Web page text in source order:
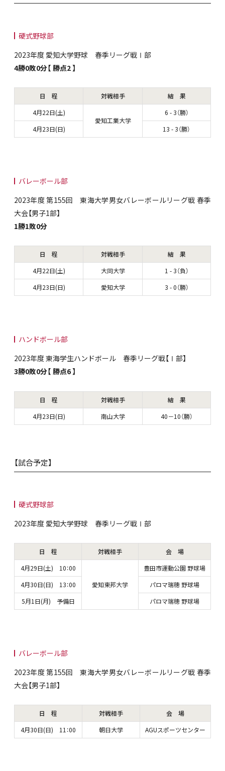
硬式野球部
2023年度 愛知大学野球 春季リーグ戦Ⅰ部
4勝0敗0分【 勝点2 】
日 程 対戦相手
結 果
4月22日(土)
愛知工業大学
6 - 3（勝）
4月23日(日)
13 - 3（勝）
バレーボール部
2023年度 第155回 東海大学男女バレーボールリーグ戦 春季
大会【男子1部】
1勝1敗0分
日 程 対戦相手
結 果
4月22日(土)
大同大学
1 - 3（負）
4月23日(日)
愛知大学 3 - 0（勝）
ハンドボール部
2023年度 東海学生ハンドボール 春季リーグ戦【Ⅰ部】
3勝0敗0分【 勝点6 】
日 程 対戦相手
結 果
4月23日(日)
南山大学 40－10（勝）
【試合予定】
硬式野球部
2023年度 愛知大学野球 春季リーグ戦Ⅰ部
日 程 対戦相手
会 場
4月29日(土) 10：00
愛知東邦大学
豊田市運動公園 野球場
4月30日(日) 13：00
パロマ瑞穂 野球場
5月1日(月) 予備日
パロマ瑞穂 野球場
バレーボール部
2023年度 第155回 東海大学男女バレーボールリーグ戦 春季
大会【男子1部】
日 程 対戦相手
会 場
4月30日(日) 11：00
朝日大学 AGUスポーツセンター